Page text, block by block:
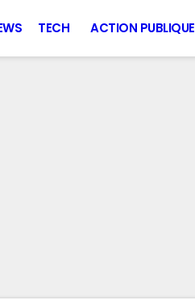
TECH ACTION PUBLIQUE